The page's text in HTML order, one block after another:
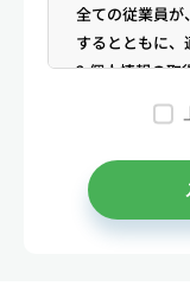
全ての従業員
するとともに、
2.個人情報の
業からの電話
記簿謄本、電
どから適法か
たします。
3.弊社が保有